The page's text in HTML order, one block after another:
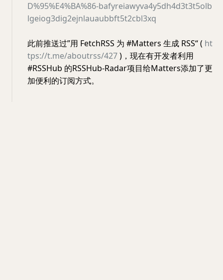
D%95%E4%BA%86-bafyreiawyva4y5dh4d3t3t5olb
lgeiog3dig2ejnlauaubbft5t2cbl3xq
此前推送过”用 FetchRSS 为 #Matters 生成 RSS“ ( ht
tps://t.me/aboutrss/427)，现在有开发者利用
#RSSHub 的RSSHub-Radar项目给Matters添加了更
加便利的订阅方式。